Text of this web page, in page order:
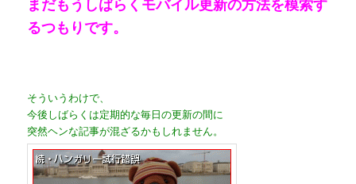
るつもりです。
そういうわけで、
今後しばらくは定期的な毎日の更新の間に
突然ヘンな記事が混ざるかもしれません。